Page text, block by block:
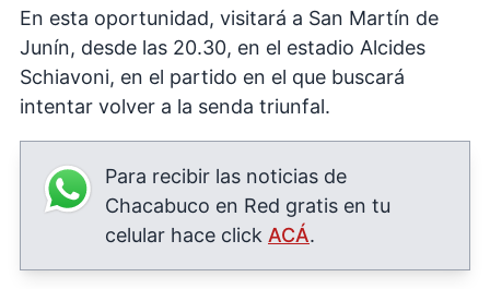
En esta oportunidad, visitará a San Martín de
Junín, desde las 20.30, en el estadio Alcides
Schiavoni, en el partido en el que buscará
intentar volver a la senda triunfal.
Para recibir las noticias de
Chacabuco en Red gratis en tu
celular hace click ACÁ.